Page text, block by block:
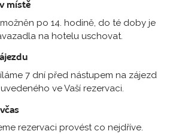
místě
po 14. hodině, do té doby je
na hotelu uschovat.
7 dní před nástupem na zájezd
ve Vaší rezervaci.
rezervaci provést co nejdříve.